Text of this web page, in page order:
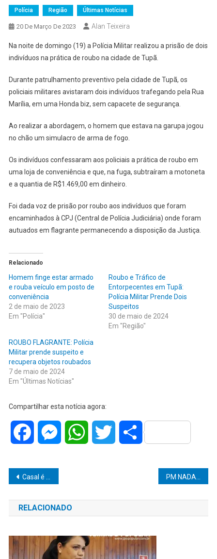
Polícia Região Últimas Notícias
20 De Março De 2023 Alan Teixeira
Na noite de domingo (19) a Polícia Militar realizou a prisão de dois
indivíduos na prática de roubo na cidade de Tupã.
Durante patrulhamento preventivo pela cidade de Tupã, os
policiais militares avistaram dois indivíduos trafegando pela Rua
Marília, em uma Honda biz, sem capacete de segurança.
Ao realizar a abordagem, o homem que estava na garupa jogou
no chão um simulacro de arma de fogo.
Os indivíduos confessaram aos policiais a prática de roubo em
uma loja de conveniência e que, na fuga, subtraíram a motoneta
e a quantia de R$1.469,00 em dinheiro.
Foi dada voz de prisão por roubo aos indivíduos que foram
encaminhados à CPJ (Central de Polícia Judiciária) onde foram
autuados em flagrante permanecendo a disposição da Justiça.
Relacionado
Homem finge estar armado
e rouba veículo em posto de
conveniência
2 de maio de 2023
Em "Polícia"
Roubo e Tráfico de
Entorpecentes em Tupã:
Polícia Militar Prende Dois
Suspeitos
30 de maio de 2024
Em "Região"
ROUBO FLAGRANTE: Polícia
Militar prende suspeito e
recupera objetos roubados
7 de maio de 2024
Em "Últimas Notícias"
Compartilhar esta notícia agora:
Facebook MessengerWhatsAppTwitter Share
Navegação
de
Post
Casal é preso por furtar mesa e cadeiras de estabelecimento comercial
RELACIONADO